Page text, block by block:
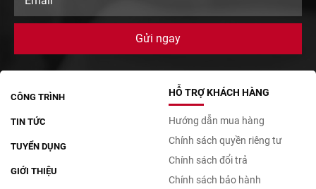
CÔNG TRÌNH
TIN TỨC
TUYỂN DỤNG
GIỚI THIỆU
HỖ TRỢ KHÁCH HÀNG
Hướng dẫn mua hàng
Chính sách quyền riêng tư
Chính sách đổi trả
Chính sách bảo hành